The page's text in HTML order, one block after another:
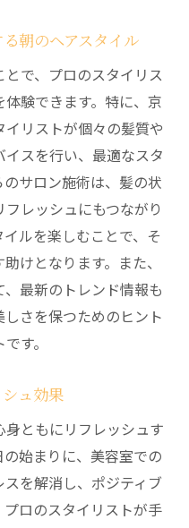
する癒し
するサービスとは
サービス
なサービス一覧
的な朝割プラン
らす安心感
スの紹介
な美容室サービス
さの秘訣
容室の技術
方法
常のケアを向上
秘訣
の自信
朝のヘアスタイル
で、プロのスタイリス
験できます。特に、京
リストが個々の髪質や
スを行い、最適なスタ
サロン施術は、髪の状
レッシュにもつながり
ルを楽しむことで、そ
けとなります。また、
最新のトレンド情報も
さを保つためのヒント
す。
ュ効果
ともにリフレッシュす
始まりに、美容室での
を解消し、ポジティブ
ロのスタイリストが手